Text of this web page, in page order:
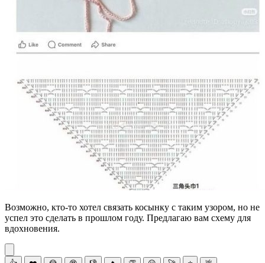
Возможно, кто-то хотел связать косынку с таким узором, но не
успел это сделать в прошлом году. Предлагаю вам схему для
вдохновения.